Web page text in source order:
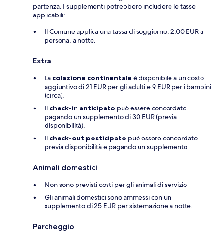
partenza. I supplementi potrebbero includere le tasse
applicabili:
Il Comune applica una tassa di soggiorno: 2.00 EUR a
persona, a notte.
Extra
La colazione continentale è disponibile a un costo
aggiuntivo di 21 EUR per gli adulti e 9 EUR per i bambini
(circa).
Il check-in anticipato può essere concordato
pagando un supplemento di 30 EUR (previa
disponibilità).
Il check-out posticipato può essere concordato
previa disponibilità e pagando un supplemento.
Animali domestici
Non sono previsti costi per gli animali di servizio
Gli animali domestici sono ammessi con un
supplemento di 25 EUR per sistemazione a notte.
Parcheggio